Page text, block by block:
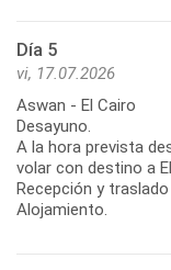
Día 5
vi, 17.07.2026
Aswan - El Cairo
Desayuno.
A la hora prevista
volar con destino a
Recepción y traslado
Alojamiento.